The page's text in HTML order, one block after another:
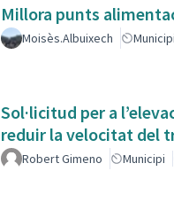
Millora punts
Moisès.Albuixech Municipi
Sol·licitud per a
reduir la velocitat del
Robert Gimeno Municipi